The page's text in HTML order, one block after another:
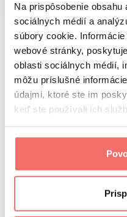
Na prispôsobenie
sociálnych médií a
súbory cookie.
webové stránky,
oblasti sociálnych médií,
môžu príslušné
údajmi, ktoré ste im
keď ste používali ich